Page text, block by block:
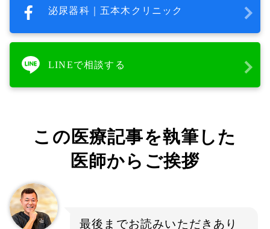
泌尿器科｜五本木クリニック
LINEで相談する
この医療記事を執筆した
医師からご挨拶
最後までお読みいただきあり